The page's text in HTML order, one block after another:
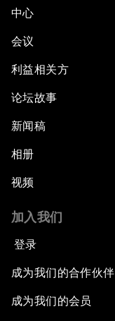
中心
会议
利益相关方
论坛故事
新闻稿
相册
视频
加入我们
登录
成为我们的合作伙伴
成为我们的会员